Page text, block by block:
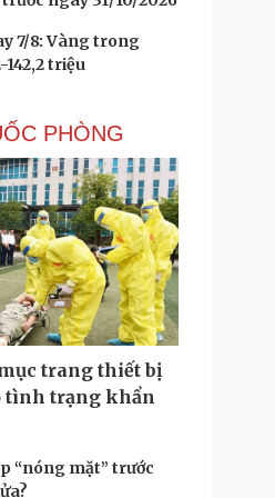
7/8: Vàng trong
142,2 triệu
PHÒNG
trang thiết bị
tình trạng khẩn
“nóng mặt” trước